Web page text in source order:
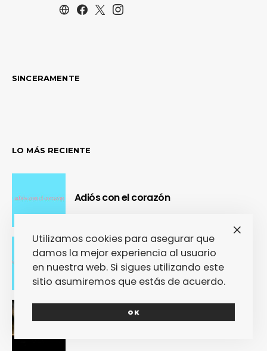
SINCERAMENTE
LO MÁS RECIENTE
Adiós con el corazón
Se cierra un pedazo de vida
OUR Fest 2024 convirtió a Ourense en
Utilizamos cookies para asegurar que
damos la mejor experiencia al usuario
en nuestra web. Si sigues utilizando este
sitio asumiremos que estás de acuerdo.
OK